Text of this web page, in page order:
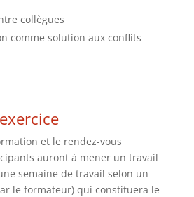
collègues
comme solution aux conflits
et le rendez-vous
auront à mener un travail
semaine de travail selon un
le formateur) qui constituera le